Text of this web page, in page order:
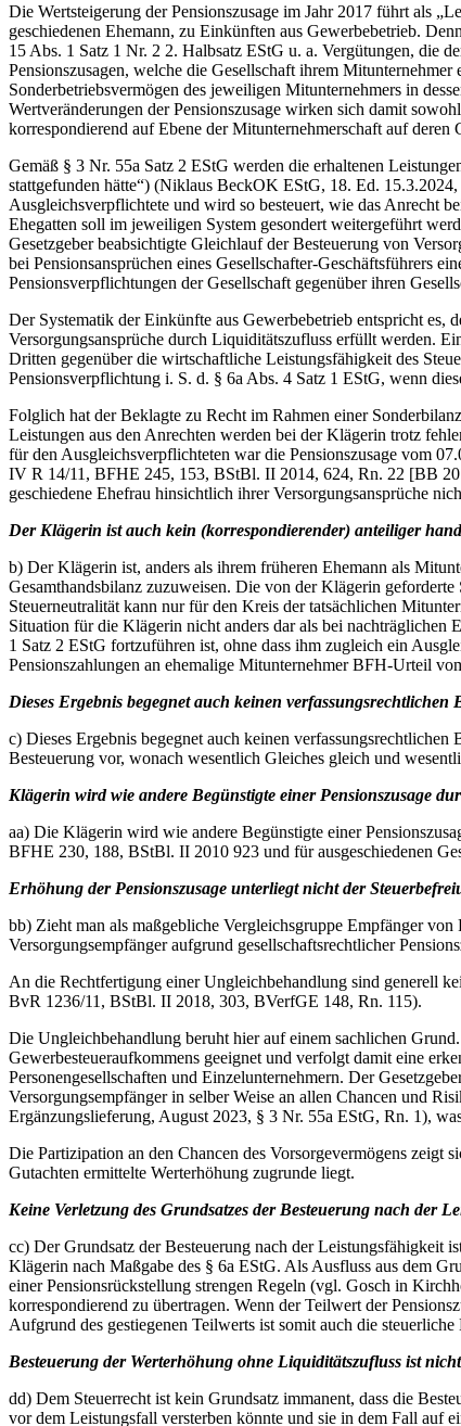
Die Wertsteigerung der Pensionszusage im Jahr 2017 führt als
geschiedenen Ehemann, zu Einkünften aus Gewerbebetrieb.
15 Abs. 1 Satz 1 Nr. 2 2. Halbsatz EStG u. a. Vergütungen, die
Pensionszusagen, welche die Gesellschaft ihrem
Sonderbetriebsvermögen des jeweiligen Mitunternehmers in
Wertveränderungen der Pensionszusage wirken sich damit
korrespondierend auf Ebene der Mitunternehmerschaft auf deren
Gemäß § 3 Nr. 55a Satz 2 EStG werden die erhaltenen
stattgefunden hätte“) (Niklaus BeckOK EStG, 18. Ed.
Ausgleichsverpflichtete und wird so besteuert, wie das Anrecht
Ehegatten soll im jeweiligen System gesondert weitergeführt
Gesetzgeber beabsichtigte Gleichlauf der Besteuerung von
bei Pensionsansprüchen eines Gesellschafter-Geschäftsführers
Pensionsverpflichtungen der Gesellschaft gegenüber ihren
Der Systematik der Einkünfte aus Gewerbebetrieb entspricht
Versorgungsansprüche durch Liquiditätszufluss erfüllt werden.
Dritten gegenüber die wirtschaftliche Leistungsfähigkeit des
Pensionsverpflichtung i. S. d. § 6a Abs. 4 Satz 1 EStG, wenn
Folglich hat der Beklagte zu Recht im Rahmen einer
Leistungen aus den Anrechten werden bei der Klägerin trotz
für den Ausgleichsverpflichteten war die Pensionszusage vom
IV R 14/11, BFHE 245, 153, BStBl. II 2014, 624, Rn. 22 [BB
geschiedene Ehefrau hinsichtlich ihrer Versorgungsansprüche
Der Klägerin ist auch kein (korrespondierender) anteiliger
b) Der Klägerin ist, anders als ihrem früheren Ehemann als
Gesamthandsbilanz zuzuweisen. Die von der Klägerin
Steuerneutralität kann nur für den Kreis der tatsächlichen
Situation für die Klägerin nicht anders dar als bei nachträglichen
1 Satz 2 EStG fortzuführen ist, ohne dass ihm zugleich ein
Pensionszahlungen an ehemalige Mitunternehmer BFH-Urteil
Dieses Ergebnis begegnet auch keinen verfassungsrechtlichen
c) Dieses Ergebnis begegnet auch keinen
Besteuerung vor, wonach wesentlich Gleiches gleich und
Klägerin wird wie andere Begünstigte einer Pensionszusage
aa) Die Klägerin wird wie andere Begünstigte einer
BFHE 230, 188, BStBl. II 2010 923 und für ausgeschiedenen
Erhöhung der Pensionszusage unterliegt nicht der
bb) Zieht man als maßgebliche Vergleichsgruppe Empfänger
Versorgungsempfänger aufgrund gesellschaftsrechtlicher
An die Rechtfertigung einer Ungleichbehandlung sind generell
BvR 1236/11, BStBl. II 2018, 303, BVerfGE 148, Rn. 115).
Die Ungleichbehandlung beruht hier auf einem sachlichen
Gewerbesteueraufkommens geeignet und verfolgt damit eine
Personengesellschaften und Einzelunternehmern. Der
Versorgungsempfänger in selber Weise an allen Chancen und
Ergänzungslieferung, August 2023, § 3 Nr. 55a EStG, Rn. 1),
Die Partizipation an den Chancen des Vorsorgevermögens zeigt
Gutachten ermittelte Werterhöhung zugrunde liegt.
Keine Verletzung des Grundsatzes der Besteuerung nach der
cc) Der Grundsatz der Besteuerung nach der Leistungsfähigkeit
Klägerin nach Maßgabe des § 6a EStG. Als Ausfluss aus dem
einer Pensionsrückstellung strengen Regeln (vgl. Gosch in
korrespondierend zu übertragen. Wenn der Teilwert der
Aufgrund des gestiegenen Teilwerts ist somit auch die
Besteuerung der Werterhöhung ohne Liquiditätszufluss ist
dd) Dem Steuerrecht ist kein Grundsatz immanent, dass die
vor dem Leistungsfall versterben könnte und sie in dem Fall auf